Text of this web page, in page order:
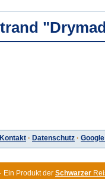
Kontakt · Datenschutz ·
· Ein Produkt der Schwarzer